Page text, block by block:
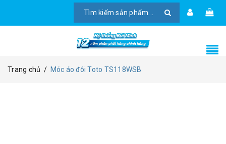
Trang chủ / Móc áo đôi Toto TS118WSB